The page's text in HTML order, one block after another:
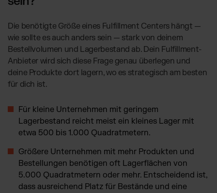
Die benötigte Größe eines Fulfillment Centers hängt —
wie sollte es auch anders sein — stark von deinem
Bestellvolumen und Lagerbestand ab. Dein Fulfillment-
Anbieter wird sich diese Frage genau überlegen und
deine Produkte dort lagern, wo es strategisch am besten
für dich ist.
Für kleine Unternehmen mit geringem
Lagerbestand reicht meist ein kleines Lager mit
etwa 500 bis 1.000 Quadratmetern.
Größere Unternehmen mit mehr Produkten und
Bestellungen benötigen oft Lagerflächen von
5.000 Quadratmetern oder mehr. Entscheidend ist,
dass ausreichend Platz für Bestände und eine